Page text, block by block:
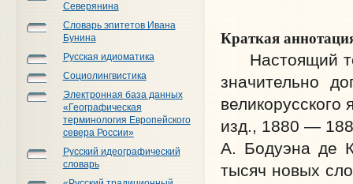
Северянина
Словарь эпитетов Ивана
Бунина
Русская идиоматика
Социолингвистика
Электронная база данных
«Географическая
терминология Европейского
севера России»
Русский идеографический
словарь
Краткая
Настоящий
значительно
изд., 1880 —
А. Бодуэна де
тысяч новых